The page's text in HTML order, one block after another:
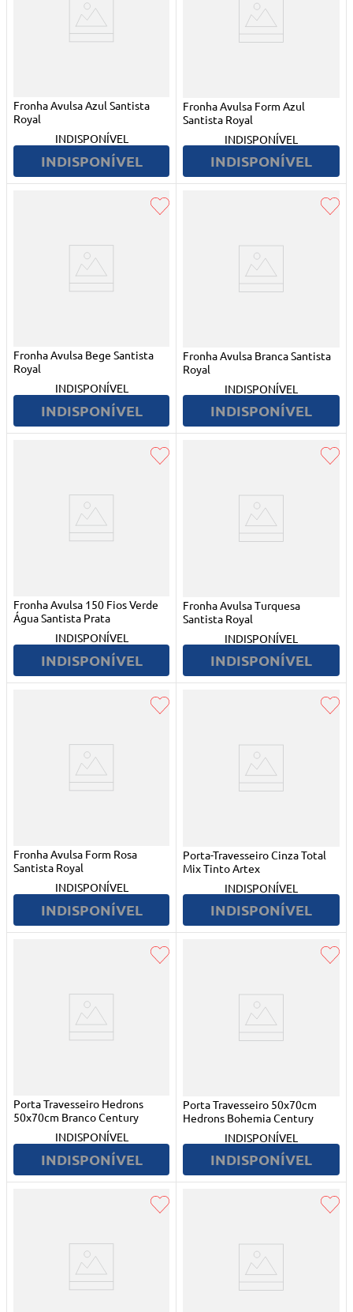
Fronha Avulsa Azul Santista
Royal
INDISPONÍVEL
INDISPONÍVEL
Fronha Avulsa Form Azul
Santista Royal
INDISPONÍVEL
INDISPONÍVEL
Fronha Avulsa Bege Santista
Royal
INDISPONÍVEL
INDISPONÍVEL
Fronha Avulsa Branca Santista
Royal
INDISPONÍVEL
INDISPONÍVEL
Fronha Avulsa 150 Fios Verde
Água Santista Prata
INDISPONÍVEL
INDISPONÍVEL
Fronha Avulsa Turquesa
Santista Royal
INDISPONÍVEL
INDISPONÍVEL
Fronha Avulsa Form Rosa
Santista Royal
INDISPONÍVEL
INDISPONÍVEL
Porta-Travesseiro Cinza Total
Mix Tinto Artex
INDISPONÍVEL
INDISPONÍVEL
Porta Travesseiro Hedrons
50x70cm Branco Century
INDISPONÍVEL
INDISPONÍVEL
Porta Travesseiro 50x70cm
Hedrons Bohemia Century
INDISPONÍVEL
INDISPONÍVEL